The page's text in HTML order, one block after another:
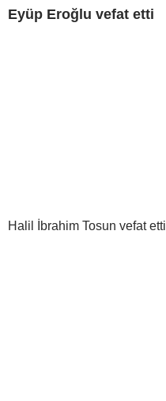
Eyüp Eroğlu vefat etti
Halil İbrahim Tosun vefat etti